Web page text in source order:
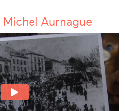
Michel Aurnague